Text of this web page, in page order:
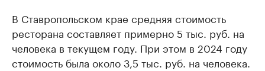
В Ставропольском крае средняя стоимость
ресторана составляет примерно 5 тыс. руб. на
человека в текущем году. При этом в 2024 году
стоимость была около 3,5 тыс. руб. на человека.